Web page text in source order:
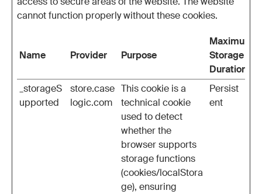
cannot function properly without these cookies.
Name Provider Purpose
Maximum
Storage
Duration
_storageS
upported
store.case
logic.com
This cookie is a
technical cookie
used to detect
whether the
browser supports
storage functions
(cookies/localStora
ge), ensuring
Persist
ent